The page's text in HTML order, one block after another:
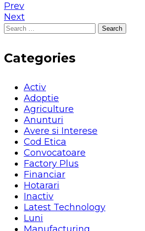
Prev
Next
Search
Categories
Activ
Adoptie
Agriculture
Anunturi
Avere si Interese
Cod Etica
Convocatoare
Factory Plus
Financiar
Hotarari
Inactiv
Latest Technology
Luni